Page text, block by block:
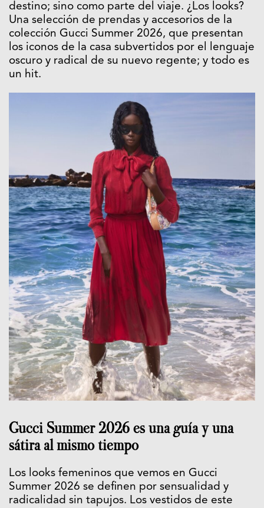
destino; sino como parte del viaje. ¿Los looks?
Una selección de prendas y accesorios de la
colección Gucci Summer 2026, que presentan
los iconos de la casa subvertidos por el lenguaje
oscuro y radical de su nuevo regente; y todo es
un hit.
Gucci Summer 2026 es una guía y una
sátira al mismo tiempo
Los looks femeninos que vemos en Gucci
Summer 2026 se definen por sensualidad y
radicalidad sin tapujos. Los vestidos de este